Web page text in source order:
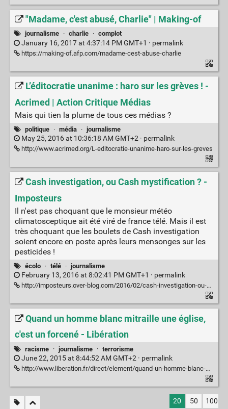
"Madame, c'est abusé, Charlie" | Making-of
journalisme · charlie · complot
January 16, 2017 at 4:37:14 PM GMT+1 · permalink
https://making-of.afp.com/madame-cest-abuse-charlie
L’éditocratie unanime : haro sur les grèves ! -
Acrimed | Action Critique Médias
Mais qui tien la plume de tous ces médias ?
politique · média · journalisme
May 25, 2016 at 10:36:18 AM GMT+2 · permalink
http://www.acrimed.org/L-editocratie-unanime-haro-sur-les-greves
Cash investigation, ou Cash mystification ? -
Imposteurs
Il n'est pas choquant que le monsieur météo
climatosceptique ait été viré de france télé. Mais il est
très choquant que les boulets de Cash investigation
soient encore en poste après leurs mensonges sur les
pesticides !
écolo · télé · journalisme
February 13, 2016 at 8:02:41 PM GMT+1 · permalink
http://imposteurs.over-blog.com/2016/02/cash-investigation-ou-cash-mystification.html
Quand un homme blanc mitraille une église,
c'est un forcené - Libération
racisme · journalisme · terrorisme
June 22, 2015 at 8:44:52 AM GMT+2 · permalink
http://www.liberation.fr/direct/element/quand-un-homme-blanc-mitraille-une-eglise-cest-un-forcene_10481/
20 50 100